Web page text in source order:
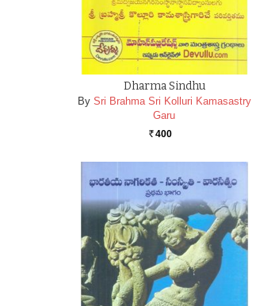
Dharma Sindhu
By Sri Brahma Sri Kolluri Kamasastry
Garu
Rs. 400